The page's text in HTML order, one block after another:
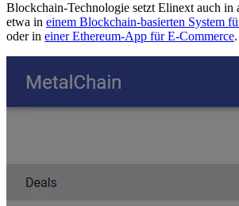
Blockchain-Technologie setzt Elinext auch in
etwa in einem Blockchain-basierten System
oder in einer Ethereum-App für E-Commerce.